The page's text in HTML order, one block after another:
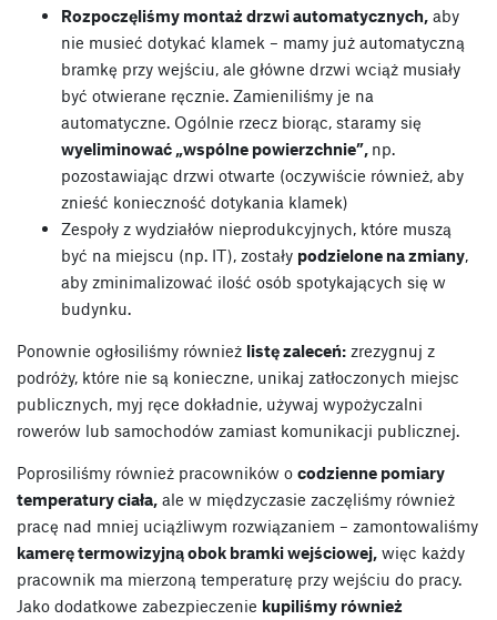
Rozpoczęliśmy montaż drzwi automatycznych, aby
nie musieć dotykać klamek – mamy już automatyczną
bramkę przy wejściu, ale główne drzwi wciąż musiały
być otwierane ręcznie. Zamieniliśmy je na
automatyczne. Ogólnie rzecz biorąc, staramy się
wyeliminować „wspólne powierzchnie”, np.
pozostawiając drzwi otwarte (oczywiście również, aby
znieść konieczność dotykania klamek)
Zespoły z wydziałów nieprodukcyjnych, które muszą
być na miejscu (np. IT), zostały podzielone na zmiany,
aby zminimalizować ilość osób spotykających się w
budynku.
Ponownie ogłosiliśmy również listę zaleceń: zrezygnuj z
podróży, które nie są konieczne, unikaj zatłoczonych miejsc
publicznych, myj ręce dokładnie, używaj wypożyczalni
rowerów lub samochodów zamiast komunikacji publicznej.
Poprosiliśmy również pracowników o codzienne pomiary
temperatury ciała, ale w międzyczasie zaczęliśmy również
pracę nad mniej uciążliwym rozwiązaniem – zamontowaliśmy
kamerę termowizyjną obok bramki wejściowej, więc każdy
pracownik ma mierzoną temperaturę przy wejściu do pracy.
Jako dodatkowe zabezpieczenie kupiliśmy również